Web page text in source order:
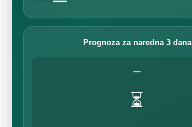
Prognoza za naredna 3 dana
—
⏳